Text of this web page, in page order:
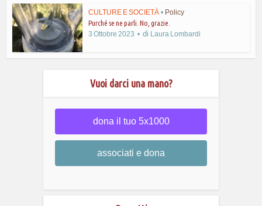
CULTURE E SOCIETÀ • Policy
Purché se ne parli. No, grazie.
3 Ottobre 2023
di Laura Lombardi
Vuoi darci una mano?
dona il tuo 5x1000
associati e dona